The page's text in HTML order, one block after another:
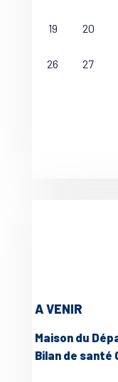
19 20
26 27
A VENIR
Maison du
Bilan de santé